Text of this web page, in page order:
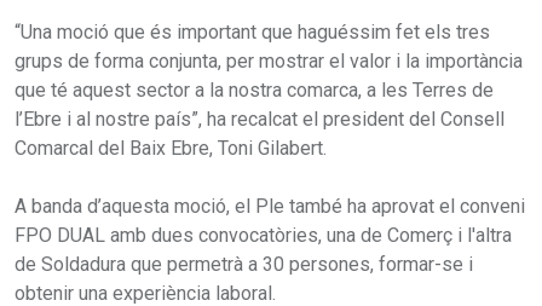
“Una moció que és important que haguéssim fet els tres
grups de forma conjunta, per mostrar el valor i la importància
que té aquest sector a la nostra comarca, a les Terres de
l’Ebre i al nostre país”, ha recalcat el president del Consell
Comarcal del Baix Ebre, Toni Gilabert.
A banda d’aquesta moció, el Ple també ha aprovat el conveni
FPO DUAL amb dues convocatòries, una de Comerç i l'altra
de Soldadura que permetrà a 30 persones, formar-se i
obtenir una experiència laboral.